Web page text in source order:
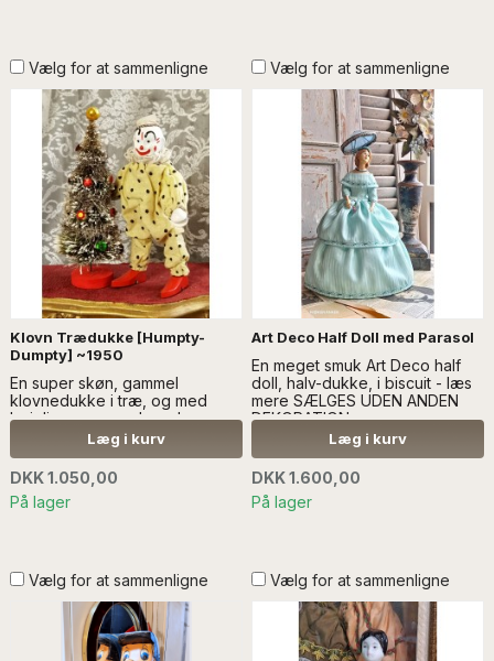
Vælg for at sammenligne
Klovn Trædukke [Humpty-
Dumpty] ~1950
En super skøn, gammel
klovnedukke i træ, og med
bøjelige arme og ben...læs
mere SÆLGES UDEN ANDEN
DEKORATION
Læg i kurv
DKK 1.050,00
På lager
Vælg for at sammenligne
Art Deco Half Doll med Parasol
En meget smuk Art Deco half
doll, halv-dukke, i biscuit - læs
mere SÆLGES UDEN ANDEN
DEKORATION
Læg i kurv
DKK 1.600,00
På lager
Vælg for at sammenligne Vælg for at sammenligne